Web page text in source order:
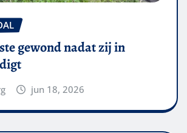
gewond nadat zij in
jun 18, 2026